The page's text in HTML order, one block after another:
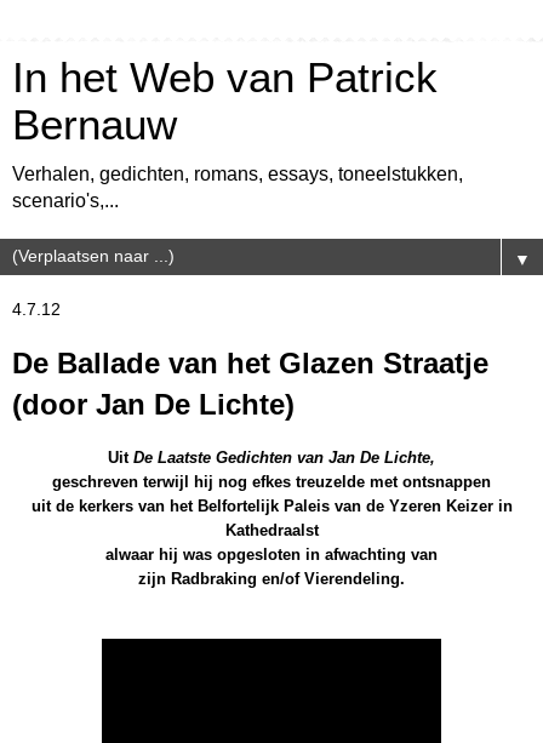
In het Web van Patrick
Bernauw
Verhalen, gedichten, romans, essays, toneelstukken,
scenario's,...
▼
4.7.12
De Ballade van het Glazen Straatje
(door Jan De Lichte)
Uit De Laatste Gedichten van Jan De Lichte,
geschreven terwijl hij nog efkes treuzelde met ontsnappen
uit de kerkers van het Belfortelijk Paleis van de Yzeren Keizer in
Kathedraalst
alwaar hij was opgesloten in afwachting van
zijn Radbraking en/of Vierendeling.